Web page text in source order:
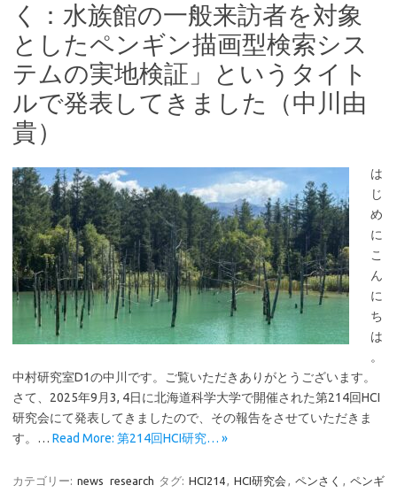
く：水族館の一般来訪者を対象
としたペンギン描画型検索シス
テムの実地検証」というタイト
ルで発表してきました（中川由
貴）
は
じ
め
に
こ
ん
に
ち
は
。
中村研究室D1の中川です。ご覧いただきありがとうございます。
さて、2025年9月3, 4日に北海道科学大学で開催された第214回HCI
研究会にて発表してきましたので、その報告をさせていただきま
す。… Read More: 第214回HCI研究… »
カテゴリー: news research タグ: HCI214, HCI研究会 , ペンさく , ペンギ